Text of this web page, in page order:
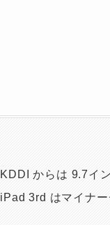
KDDI からは 9.7イ
iPad 3rd はマイナ